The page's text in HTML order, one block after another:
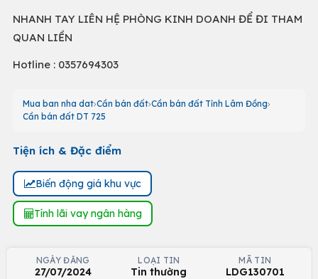
NHANH TAY LIÊN HỆ PHÒNG KINH DOANH ĐỂ ĐI THAM
QUAN LIỀN
Hotline : 0357694303
Mua ban nha dat Cần bán đất Cần bán đất Tỉnh Lâm Đồng
Cần bán đất DT 725
Tiện ích & Đặc điểm
Biến động giá khu vực
Tính lãi vay ngân hàng
NGÀY ĐĂNG
27/07/2024
LOẠI TIN
Tin thường
MÃ TIN
LDG130701